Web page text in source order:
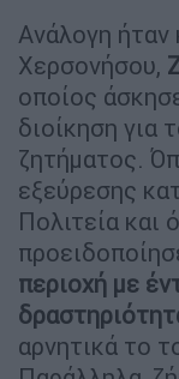
Ανάλογη ήταν
Χερσονήσου,
οποίος
διοίκηση για
ζητήματος.
εξεύρεσης
Πολιτεία και
περιοχή με
αρνητικά το